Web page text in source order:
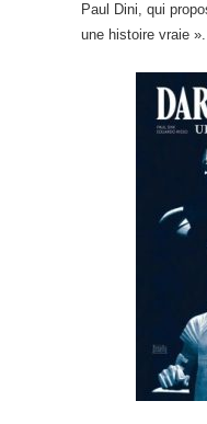
Paul Dini, qui
une histoire vraie ».